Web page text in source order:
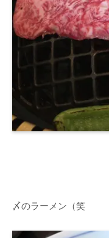
〆のラーメン（笑